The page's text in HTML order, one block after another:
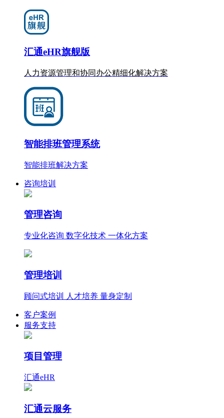
汇通eHR旗舰版
人力资源管理和协同办公精细化解决方案
智能排班管理系统
智能排班解决方案
咨询培训
管理咨询
专业化咨询 数字化技术 一体化方案
管理培训
顾问式培训 人才培养 量身定制
客户案例
服务支持
项目管理
汇通eHR
汇通云服务